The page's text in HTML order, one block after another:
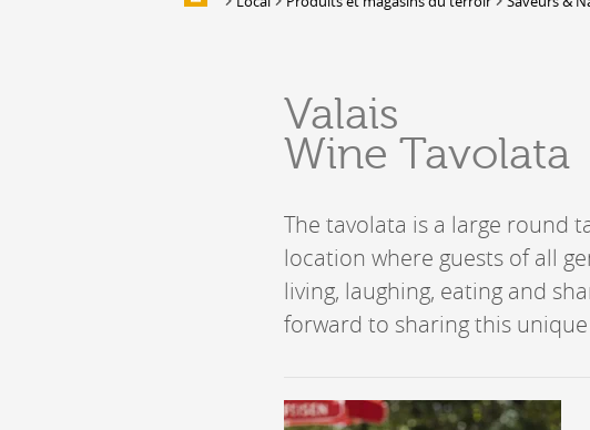
EAT & SLEEP
Accommodation
Location de salles et de couverts
Caveaux de dégustation
Valais
Wine Tavolata
The tavolata is a large round
location where guests of all
living, laughing, eating and
forward to sharing this